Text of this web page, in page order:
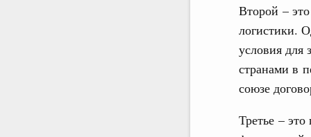
Второй –
логистики.
условия для
странами в
союзе
Третье –